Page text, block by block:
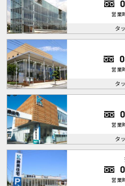
営業
タ
営業
タ
営業
タ
営業